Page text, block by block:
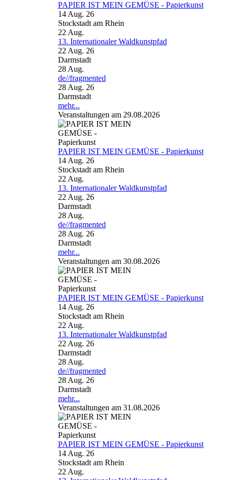
PAPIER IST MEIN GEMÜSE - Papierkunst
14 Aug. 26
Stockstadt am Rhein
22 Aug.
13. Internationaler Waldkunstpfad
22 Aug. 26
Darmstadt
28 Aug.
de//fragmented
28 Aug. 26
Darmstadt
mehr...
Veranstaltungen am 29.08.2026
PAPIER IST MEIN GEMÜSE - Papierkunst
14 Aug. 26
Stockstadt am Rhein
22 Aug.
13. Internationaler Waldkunstpfad
22 Aug. 26
Darmstadt
28 Aug.
de//fragmented
28 Aug. 26
Darmstadt
mehr...
Veranstaltungen am 30.08.2026
PAPIER IST MEIN GEMÜSE - Papierkunst
14 Aug. 26
Stockstadt am Rhein
22 Aug.
13. Internationaler Waldkunstpfad
22 Aug. 26
Darmstadt
28 Aug.
de//fragmented
28 Aug. 26
Darmstadt
mehr...
Veranstaltungen am 31.08.2026
PAPIER IST MEIN GEMÜSE - Papierkunst
14 Aug. 26
Stockstadt am Rhein
22 Aug.